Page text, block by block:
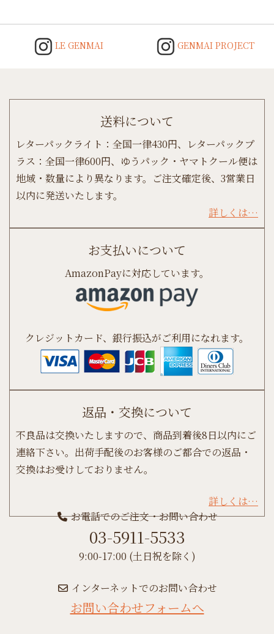
LE GENMAI GENMAI PROJECT
送料について
レターパックライト：全国一律430円、レターパックプ
ラス：全国一律600円、ゆうパック・ヤマトクール便は
地域・数量により異なります。ご注文確定後、3営業日
以内に発送いたします。
詳しくは…
お支払いについて
AmazonPayに対応しています。
クレジットカード、銀行振込がご利用になれます。
返品・交換について
不良品は交換いたしますので、商品到着後8日以内にご
連絡下さい。出荷手配後のお客様のご都合での返品・
交換はお受けしておりません。
詳しくは…
お電話でのご注文・お問い合わせ
03-5911-5533
9:00-17:00 (土日祝を除く)
インターネットでのお問い合わせ
お問い合わせフォームへ